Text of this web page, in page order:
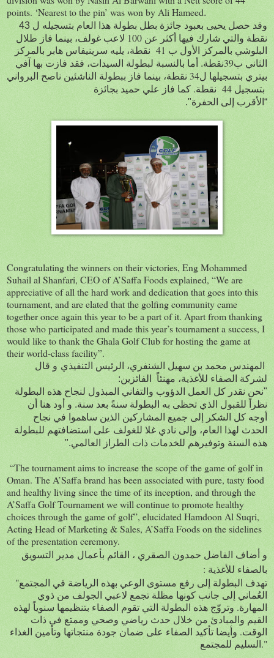
points. ‘Nearest to the pin’ was won by Ali Hameed.
وقد حصل يحيى بعبود جائزة بطل بطولة هذا العام بتسجيله ل 43
البلوشي بالمركز
الأول ب 41 نقطة، يليه سرينيفاس هابر بالمركز
الثاني ب39نقطة. أما بالنسبة لبطولة السيدات، فقد فازت بها آفي
بيتري بتسجيلها ل
34 نقطة، بينما فاز ببطولة الناشئين ناصح البرواني
بتسجيل 44 نقطة. كما فاز علي حميد بجائزة
“الأقرب إلى الحفرة".
Congratulating the winners on their victories, Eng Mohammed
Suhail al Shanfari, CEO of A’Saffa Foods explained, “We are
appreciative of all the hard work and dedication that goes into this
tournament, and are elated that the golfing community came
together once again this year to be a part of it. Apart from thanking
those who participated and made this year’s tournament a success, I
would like to thank the Ghala Golf Club for hosting the game at
their world-class facility”.
و قال المهندس محمد بن سهيل الشنفري، الرئيس التنفيذي
لشركة الصفاء للأغذية، مهنئاً الفائزين:
"نحن نقدر كل العمل الدؤوب والتفاني المبذول لنجاح هذه البطولة
نظراً للقبول الذي تحظى به البطولة سنةً بعد سنة. و أود هنا أن
أوجه كل الشكر إلى جميع المشاركين الذين ساهموا في نجاح
الحدث لهذا العام، وإلى نادي غلا للغولف على استضافتهم للبطولة
هذه السنة وتوفيرهم للخدمات ذات الطراز العالمي."
“The tournament aims to increase the scope of the game of golf in
Oman. The A’Saffa brand has been associated with pure, tasty food
and healthy living since the time of its inception, and through the
A’Saffa Golf Tournament we will continue to promote healthy
choices through the game of golf”, elucidated Hamdoon Al Suqri,
Acting Head of Marketing & Sales, A’Saffa Foods on the sidelines
of the presentation ceremony.
و أضاف الفاضل حمدون الصقري ، القائم بأعمال مدير التسويق
بالصفاء للأغذية :
"تهدف البطولة إلى رفع مستوى الوعي بهذه الرياضة في المجتمع
العُماني إلى جانب كونها مظلة تجمع لاعبي الجولف من ذوي
المهارة. وتروّج هذه البطولة التي تقوم الصفاء بتنظيمها سنوياً لهذه
القيم والمبادئ من خلال حدث رياضي وصحي وممتع في ذات
الوقت. وأيضا تأكيد الصفاء على ضمان جودة منتجاتها وتأمين الغذاء
السليم للمجتمع."